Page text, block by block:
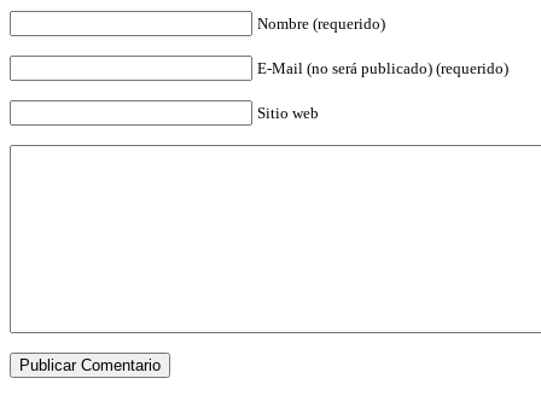
Nombre (requerido)
E-Mail (no será publicado) (requerido)
Sitio web